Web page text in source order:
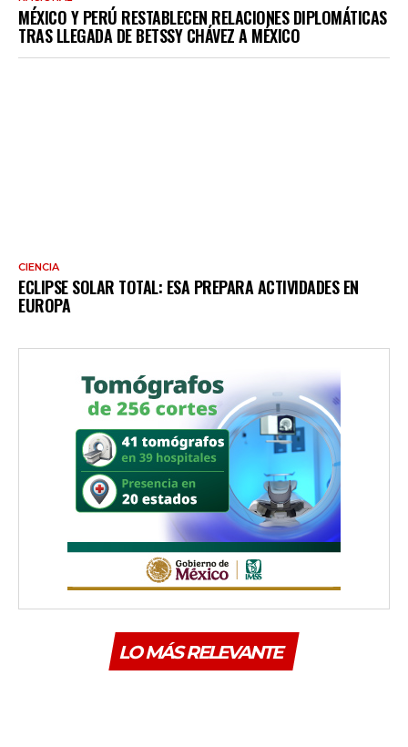
MÉXICO Y PERÚ RESTABLECEN RELACIONES DIPLOMÁTICAS
TRAS LLEGADA DE BETSSY CHÁVEZ A MÉXICO
CIENCIA
ECLIPSE SOLAR TOTAL: ESA PREPARA ACTIVIDADES EN
EUROPA
LO MÁS RELEVANTE